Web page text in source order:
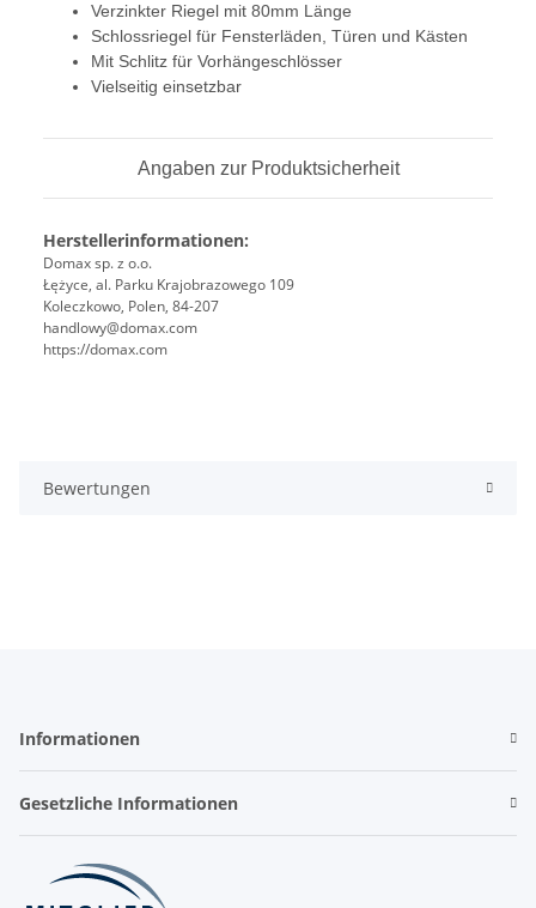
Verzinkter Riegel mit 80mm Länge
Schlossriegel für Fensterläden, Türen und Kästen
Mit Schlitz für Vorhängeschlösser
Vielseitig einsetzbar
Angaben zur Produktsicherheit
Herstellerinformationen:
Domax sp. z o.o.
Łężyce, al. Parku Krajobrazowego 109
Koleczkowo, Polen, 84-207
handlowy@domax.com
https://domax.com
Bewertungen
Informationen
Gesetzliche Informationen